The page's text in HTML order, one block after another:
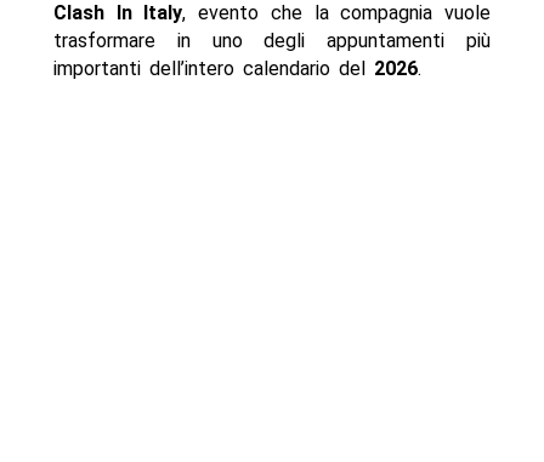
Clash In Italy, evento che la compagnia vuole
trasformare in uno degli appuntamenti più
importanti dell’intero calendario del 2026.